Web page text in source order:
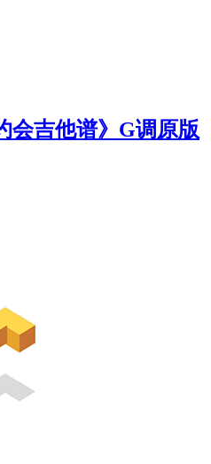
会吉他谱》G调原版